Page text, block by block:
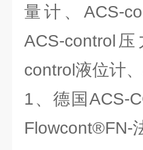
量计、ACS-
ACS-control
control液位计
1、德国ACS-
Flowcont®FN-